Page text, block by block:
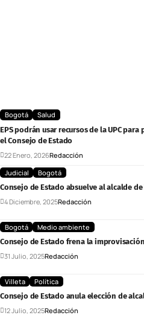
Bogotá
Salud
EPS podrán usar recursos de la UPC
el Consejo de Estado
22 Enero, 2026Redacción
Judicial
Bogotá
Consejo de Estado absuelve al alcalde
4 Diciembre, 2025Redacción
Bogotá
Medio ambiente
Consejo de Estado frena la
31 Julio, 2025Redacción
Villeta
Política
Consejo de Estado anula elección de
12 Julio, 2025Redacción